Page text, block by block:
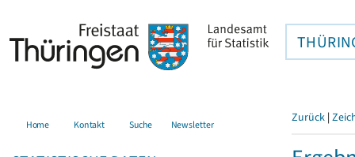
Home Kontakt Suche Newsletter Zurück |